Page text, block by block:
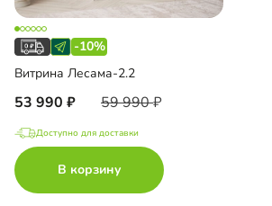
-10%
Витрина Лесама-2.2
53 990 59 990
Доступно для доставки
В корзину